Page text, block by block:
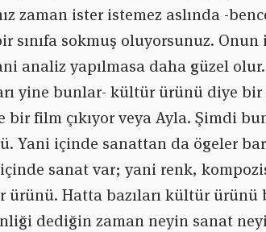
zaman ister istemez aslında -
sınıfa sokmuş oluyorsunuz.
analiz yapılmasa daha güzel
yine bunlar- kültür ürünü diye bir
film çıkıyor veya Ayla. Şimdi
Yani içinde sanattan da ögeler
sanat var; yani renk,
ürünü. Hatta bazıları kültür
dediğin zaman neyin sanat